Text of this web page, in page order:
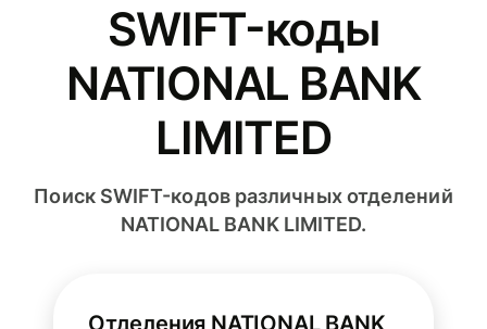
SWIFT-коды
NATIONAL BANK
LIMITED
Поиск SWIFT-кодов различных отделений
NATIONAL BANK LIMITED.